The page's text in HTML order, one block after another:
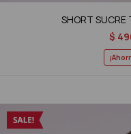
SHORT
$